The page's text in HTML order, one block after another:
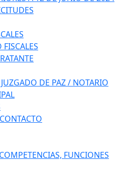
DE PAZ / NOTARIO
FUNCIONES